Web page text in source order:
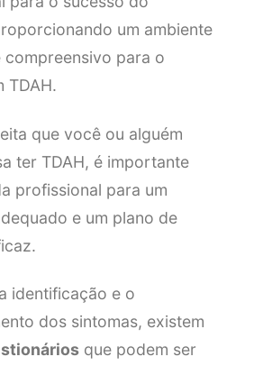
um ambiente
compreensivo para o
TDAH.
que você ou alguém
ter TDAH, é importante
profissional para um
e um plano de
identificação e o
dos sintomas, existem
que podem ser